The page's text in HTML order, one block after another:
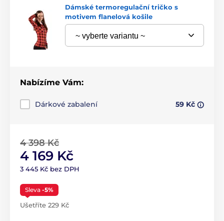
Dámské termoregulační tričko s
motivem flanelová košile
Nabízíme Vám:
Dárkové zabalení 59 Kč
4 398 Kč
4 169 Kč
3 445 Kč bez DPH
Sleva -5%
Ušetříte 229 Kč